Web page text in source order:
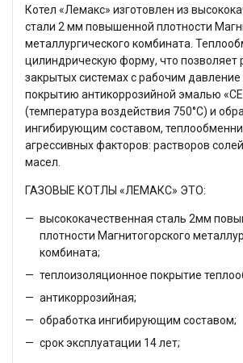
Котел «Лемакс» изготовлен из
стали 2 мм повышенной плотности
металлургического комбината.
цилиндрическую форму, что позволяет
закрытых системах с рабочим
покрытию антикоррозийной эмалью
(температура воздействия 750°С) и
ингибирующим составом,
агрессивных факторов: растворов
масел.
ГАЗОВЫЕ КОТЛЫ «ЛЕМАКС» ЭТО:
высококачественная сталь 2мм
плотности Магнитогорского
комбината;
теплоизоляционное покрытие
антикоррозийная;
обработка ингибирующим составом;
срок эксплуатации 14 лет;